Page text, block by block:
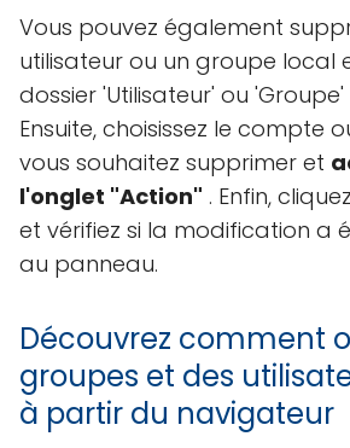
Vous pouvez également
utilisateur ou un groupe local
dossier 'Utilisateur' ou
Ensuite, choisissez le compte
vous souhaitez supprimer et
l'onglet "Action" . Enfin,
et vérifiez si la modification a
au panneau.
Découvrez comment
groupes et des
à partir du navigateur